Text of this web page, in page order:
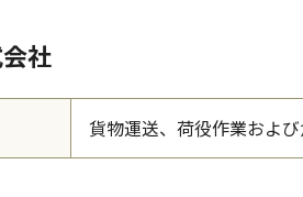
社
貨物運送、荷役作業およ